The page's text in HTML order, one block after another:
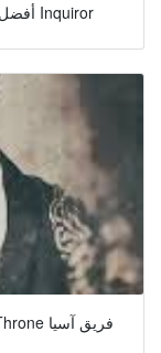
أفضل 10 مسلسلات كورية تاريخية على الاطلاق Inquiror